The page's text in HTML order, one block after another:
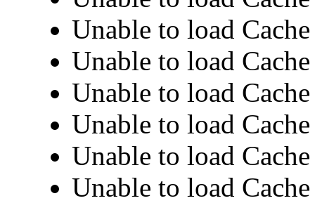
Unable to load
Unable to load
Unable to load
Unable to load
Unable to load
Unable to load